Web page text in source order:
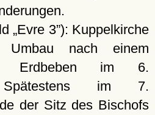
Evre 3 ): Kuppelkirche
Umbau nach einem
Erdbeben im 6.
Spätestens im 7.
der Sitz des Bischofs